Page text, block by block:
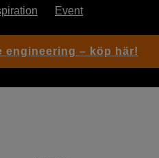
Event
engineering – köp här!